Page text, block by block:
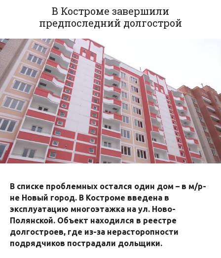
В Костроме завершили
предпоследний долгострой
В списке проблемных остался один дом – в м/р-
не Новый город. В Костроме введена в
эксплуатацию многоэтажка на ул. Ново-
Полянской. Объект находился в реестре
долгостроев, где из-за нерасторопности
подрядчиков пострадали дольщики.